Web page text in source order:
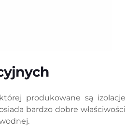
produkowane są izolacje
bardzo dobre właściwości